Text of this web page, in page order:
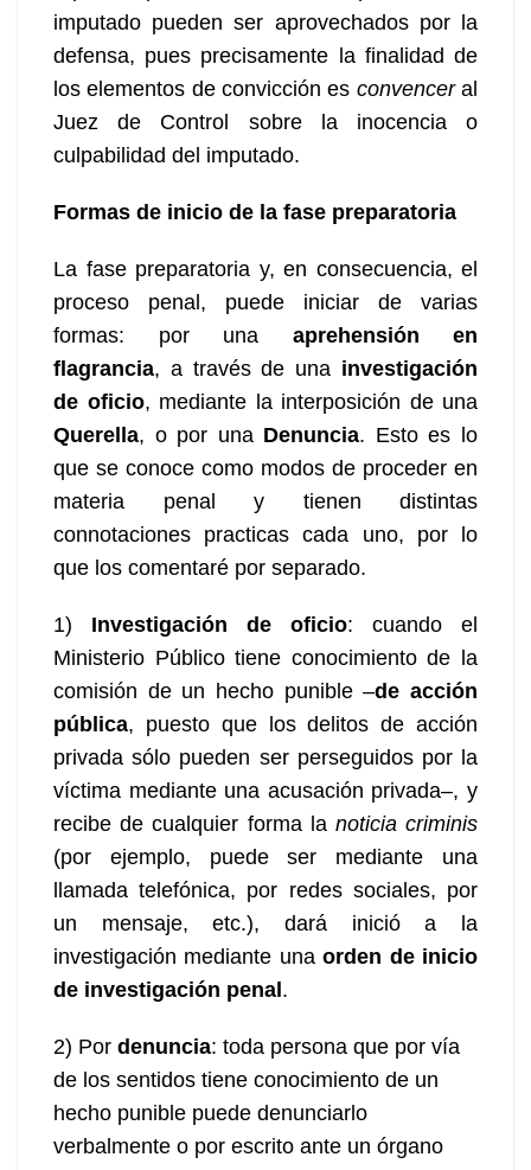
imputado pueden ser aprovechados por la
defensa, pues precisamente la finalidad de
los elementos de convicción es convenceral
Juez de Control sobre la inocencia o
culpabilidad del imputado.
Formas de inicio de la fase preparatoria
La fase preparatoria y, en consecuencia, el
proceso penal, puede iniciar de varias
formas: por una aprehensión en
flagrancia, a través de una investigación
de oficio, mediante la interposición de una
Querella, o por una Denuncia. Esto es lo
que se conoce como modos de proceder en
materia penal y tienen distintas
connotaciones practicas cada uno, por lo
que los comentaré por separado.
1) Investigación de oficio: cuando el
Ministerio Público tiene conocimiento de la
comisión de un hecho punible –de acción
pública, puesto que los delitos de acción
privada sólo pueden ser perseguidos por la
víctima mediante una acusación privada–, y
recibe de cualquier forma la noticia criminis
(por ejemplo, puede ser mediante una
llamada telefónica, por redes sociales, por
un mensaje, etc.), dará inició a la
investigación mediante unaorden de inicio
de investigación penal.
2) Por denuncia: toda persona que por vía
de los sentidos tiene conocimiento de un
hecho punible puede denunciarlo
verbalmente o por escrito ante un órgano